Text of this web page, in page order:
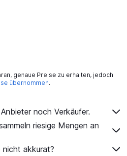
genaue Preise zu erhalten, jedoch
übernommen.
noch Verkäufer.
riesige Mengen an
nicht akkurat?